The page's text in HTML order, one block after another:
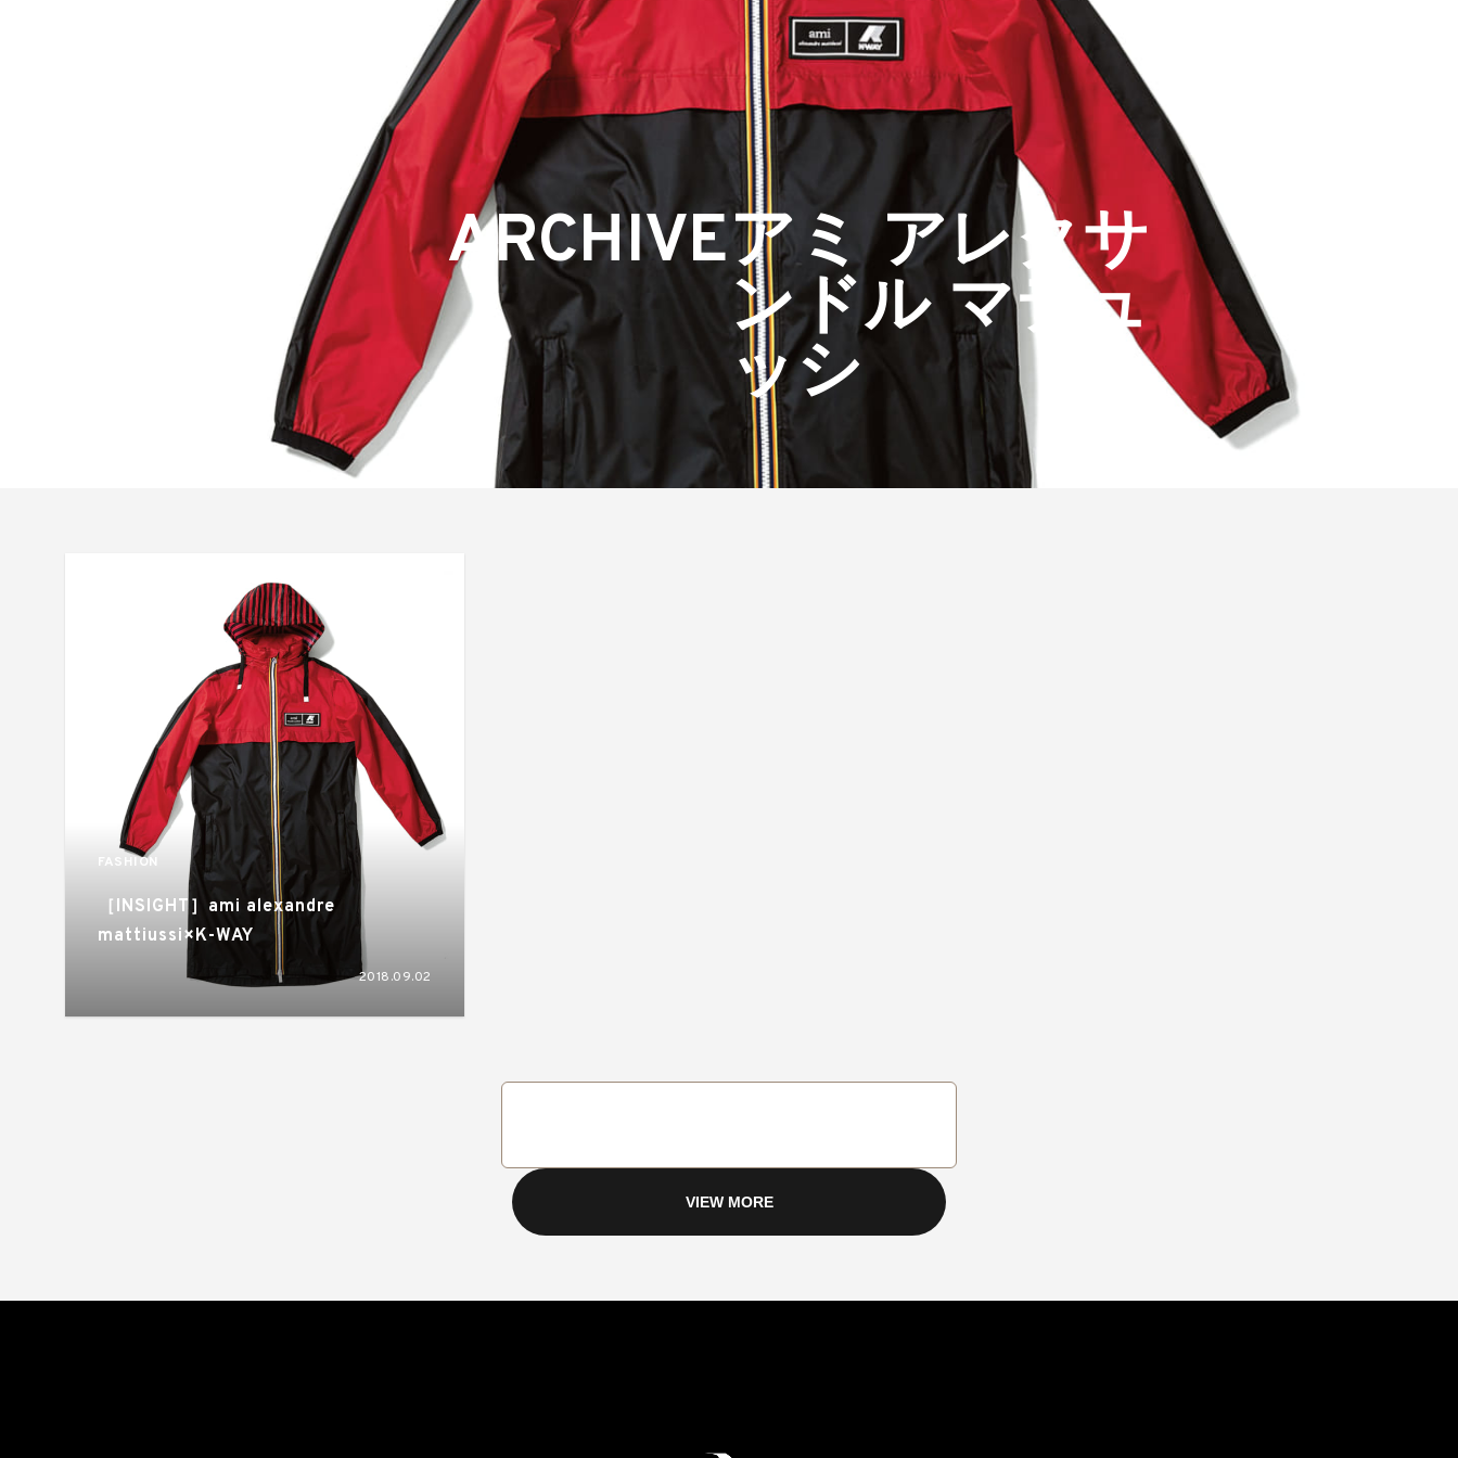
ARCHIVEアミ アレクサ
ンドル マテュ
ッシ
FASHION
［INSIGHT］ami alexandre
mattiussi×K-WAY
2018.09.02
VIEW MORE